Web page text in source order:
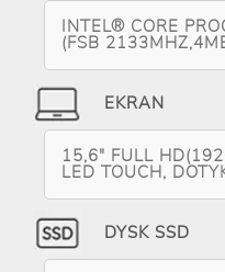
INTEL® CORE
(FSB
EKRAN
15,6" FULL
LED TOUCH,
DYSK SSD